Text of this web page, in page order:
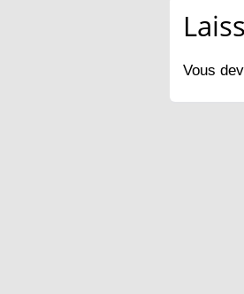
Vous